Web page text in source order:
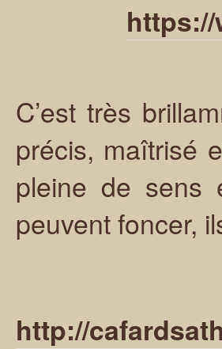
C’est très
précis, maîtrisé
pleine de sens
peuvent foncer,
http://